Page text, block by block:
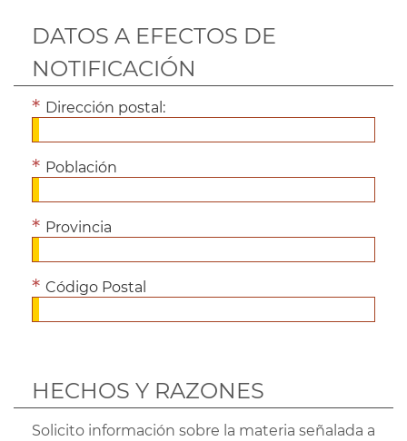
DATOS A EFECTOS DE
NOTIFICACIÓN
Dirección postal:
Población
Provincia
Código Postal
HECHOS Y RAZONES
Solicito información sobre la materia señalada a